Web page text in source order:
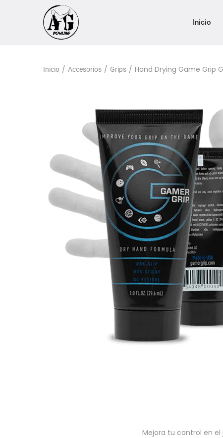
Inicio
Inicio / Accesorios / Grips / Hand Drying Game Grip
Mejora tu control en el